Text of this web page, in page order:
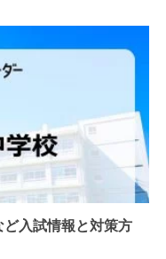
入試情報と対策方